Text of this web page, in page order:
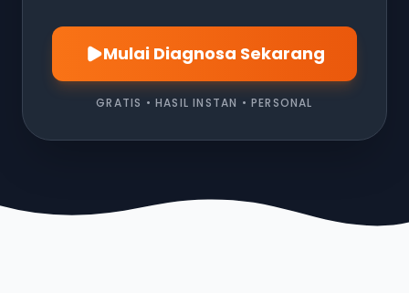
Mulai Diagnosa Sekarang
GRATIS • HASIL INSTAN • PERSONAL